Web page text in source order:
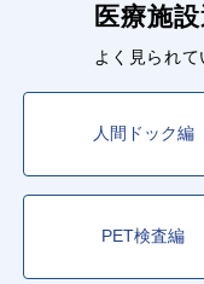
医療施
よく見られ
人間ドック編
PET検査編